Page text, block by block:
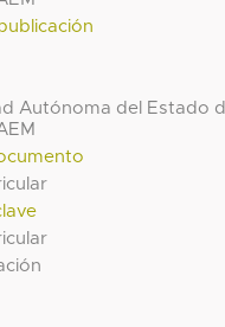
Autónoma del Estado